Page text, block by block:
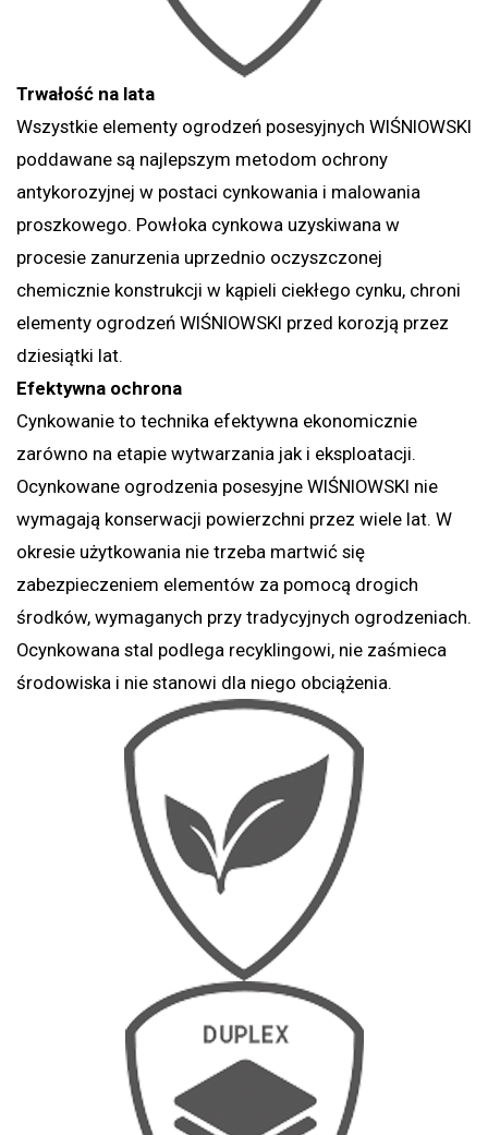
Trwałość na lata
Wszystkie elementy ogrodzeń posesyjnych WIŚNIOWSKI
poddawane są najlepszym metodom ochrony
antykorozyjnej w postaci cynkowania i malowania
proszkowego. Powłoka cynkowa uzyskiwana w
procesie zanurzenia uprzednio oczyszczonej
chemicznie konstrukcji w kąpieli ciekłego cynku, chroni
elementy ogrodzeń WIŚNIOWSKI przed korozją przez
dziesiątki lat.
Efektywna ochrona
Cynkowanie to technika efektywna ekonomicznie
zarówno na etapie wytwarzania jak i eksploatacji.
Ocynkowane ogrodzenia posesyjne WIŚNIOWSKI nie
wymagają konserwacji powierzchni przez wiele lat. W
okresie użytkowania nie trzeba martwić się
zabezpieczeniem elementów za pomocą drogich
środków, wymaganych przy tradycyjnych ogrodzeniach.
Ocynkowana stal podlega recyklingowi, nie zaśmieca
środowiska i nie stanowi dla niego obciążenia.